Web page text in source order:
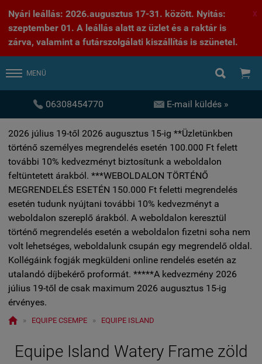
Nyári leállás: 2026.augusztus 17-31. között. Nyitás:
szeptember 01. A leállás alatt az üzlet és a raktár is
zárva, valamint a futárszolgálati kiszállítás is szünetel.
X
MENÜ  
 06308454770  E-mail küldés »
2026 július 19-től 2026 augusztus 15-ig **Üzletünkben
történő személyes megrendelés esetén 100.000 Ft felett
további 10% kedvezményt biztosítunk a weboldalon
feltüntetett árakból. ***WEBOLDALON TÖRTÉNŐ
MEGRENDELÉS ESETÉN 150.000 Ft feletti megrendelés
esetén tudunk nyújtani további 10% kedvezményt a
weboldalon szereplő árakból. A weboldalon keresztül
történő megrendelés esetén a weboldalon fizetni soha nem
volt lehetséges, weboldalunk csupán egy megrendelő oldal.
Kollégáink fogják megküldeni online rendelés esetén az
utalandó díjbekérő proformát. *****A kedvezmény 2026
július 19-től de csak maximum 2026 augusztus 15-ig
érvényes.
 » EQUIPE CSEMPE » EQUIPE ISLAND
Equipe Island Watery Frame zöld